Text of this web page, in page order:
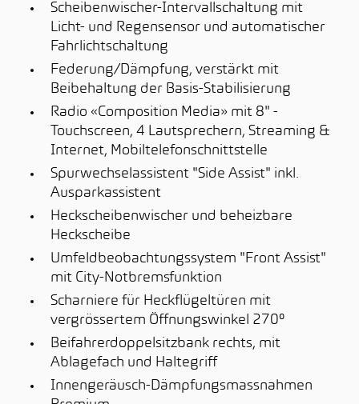
Scheibenwischer-Intervallschaltung mit
Licht- und Regensensor und automatischer
Fahrlichtschaltung
Federung/Dämpfung, verstärkt mit
Beibehaltung der Basis-Stabilisierung
Radio «Composition Media» mit 8" -
Touchscreen, 4 Lautsprechern, Streaming &
Internet, Mobiltelefonschnittstelle
Spurwechselassistent "Side Assist" inkl.
Ausparkassistent
Heckscheibenwischer und beheizbare
Heckscheibe
Umfeldbeobachtungssystem "Front Assist"
mit City-Notbremsfunktion
Scharniere für Heckflügeltüren mit
vergrössertem Öffnungswinkel 270°
Beifahrerdoppelsitzbank rechts, mit
Ablagefach und Haltegriff
Innengeräusch-Dämpfungsmassnahmen